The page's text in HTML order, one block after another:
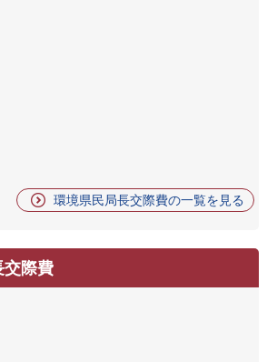
環境県民局長交際費の一覧を見る
際費